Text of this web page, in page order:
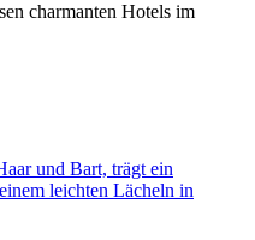
charmanten Hotels im